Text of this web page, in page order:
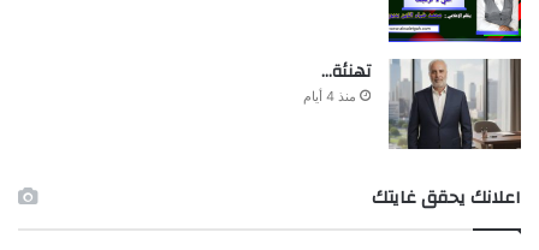
تهنئة…
منذ 4 أيام
اعلانك يحقق غايتك